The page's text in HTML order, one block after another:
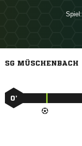
Spiel:
SG MÜSCHENBACH
0’